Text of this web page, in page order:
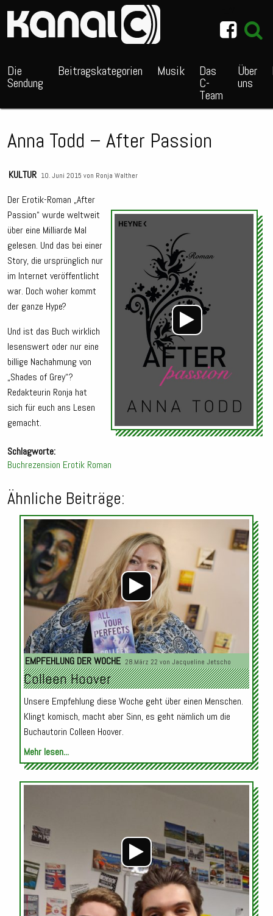
Die
Sendung
Beitragskategorien Musik Das
C-
Team
Über
uns
Anna Todd – After Passion
KULTUR 10. Juni 2015 von Ronja Walther
Der Erotik-Roman „After
Passion“ wurde weltweit
über eine Milliarde Mal
gelesen. Und das bei einer
Story, die ursprünglich nur
im Internet veröffentlicht
war. Doch woher kommt
der ganze Hype?
Und ist das Buch wirklich
lesenswert oder nur eine
billige Nachahmung von
„Shades of Grey“?
Redakteurin Ronja hat
sich für euch ans Lesen
gemacht.
Schlagworte:
Buchrezension Erotik Roman
Ähnliche Beiträge:
Audio-
Player
EMPFEHLUNG DER WOCHE 28.März 22 von Jacqueline Jetscho
Colleen Hoover
Unsere Empfehlung diese Woche geht über einen Menschen.
Klingt komisch, macht aber Sinn, es geht nämlich um die
Buchautorin Colleen Hoover.
Mehr lesen...
Audio-
Player